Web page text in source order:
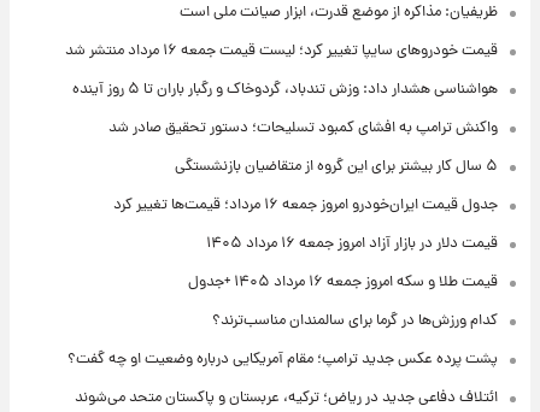
ظریفیان: مذاکره از موضع قدرت، ابزار صیانت ملی است
قیمت خودروهای سایپا تغییر کرد؛ لیست قیمت جمعه ۱۶ مرداد منتشر شد
هواشناسی هشدار داد: وزش تندباد، گردوخاک و رگبار باران تا ۵ روز آینده
واکنش ترامپ به افشای کمبود تسلیحات؛ دستور تحقیق صادر شد
۵ سال کار بیشتر برای این گروه از متقاضیان بازنشستگی
جدول قیمت ایران‌خودرو امروز جمعه ۱۶ مرداد؛ قیمت‌ها تغییر کرد
قیمت دلار در بازار آزاد امروز جمعه ۱۶ مرداد ۱۴۰۵
قیمت طلا و سکه امروز جمعه ۱۶ مرداد ۱۴۰۵ +جدول
کدام ورزش‌ها در گرما برای سالمندان مناسب‌ترند؟
پشت پرده عکس جدید ترامپ؛ مقام آمریکایی درباره وضعیت او چه گفت؟
ائتلاف دفاعی جدید در ریاض؛ ترکیه، عربستان و پاکستان متحد می‌شوند